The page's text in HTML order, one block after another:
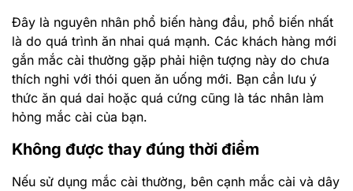
Đây là nguyên nhân phổ biến hàng đầu, phổ biến nhất
là do quá trình ăn nhai quá mạnh. Các khách hàng mới
gắn mắc cài thường gặp phải hiện tượng này do chưa
thích nghi với thói quen ăn uống mới. Bạn cần lưu ý
thức ăn quá dai hoặc quá cứng cũng là tác nhân làm
hỏng mắc cài của bạn.
Không được thay đúng thời điểm
Nếu sử dụng mắc cài thường, bên cạnh mắc cài và dây